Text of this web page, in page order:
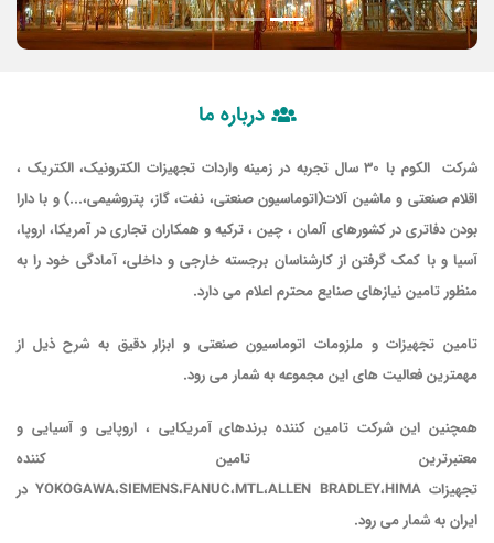
درباره ما
شركت الکوم با 30 سال تجربه در زمینه واردات تجهیزات الکترونیک، الکتریک ،
اقلام صنعتی و ماشین آلات(اتوماسیون صنعتی، نفت، گاز، پتروشیمی،...) و با دارا
بودن دفاتری در کشورهای آلمان ، چین ، ترکیه و همکاران تجاری در آمریکا، اروپا،
آسیا و با کمک گرفتن از کارشناسان برجسته خارجی و داخلی، آمادگی خود را به
منظور تامین نیازهای صنایع محترم اعلام می دارد.
تامین تجهیزات و ملزومات اتوماسیون صنعتی و ابزار دقیق به شرح ذیل از
مهمترین فعالیت های این مجموعه به شمار می رود.
همچنین این شرکت تامین کننده برندهای آمریکایی ، اروپایی و آسیایی و
معتبرترین تامین کننده
تجهیزات
YOKOGAWA،SIEMENS،FANUC،MTL،ALLEN BRADLEY،HIMA
در
ایران به شمار می رود.